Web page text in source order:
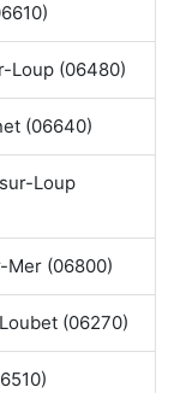
Loup (06480)
(06640)
Loup
Mer (06800)
(06270)